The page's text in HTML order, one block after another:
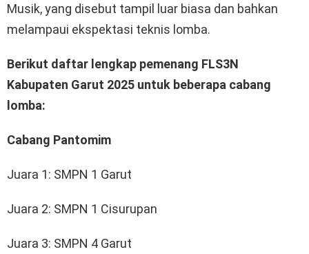
Musik, yang disebut tampil luar biasa dan bahkan
melampaui ekspektasi teknis lomba.
Berikut daftar lengkap pemenang FLS3N
Kabupaten Garut 2025 untuk beberapa cabang
lomba:
Cabang Pantomim
Juara 1: SMPN 1 Garut
Juara 2: SMPN 1 Cisurupan
Juara 3: SMPN 4 Garut